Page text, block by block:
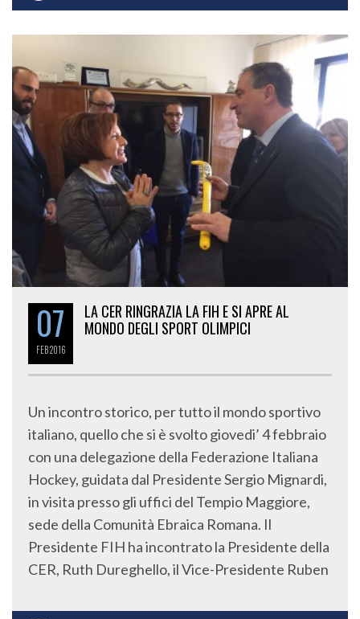
07
FEB2016
LA CER RINGRAZIA LA FIH E SI APRE AL
MONDO DEGLI SPORT OLIMPICI
Un incontro storico, per tutto il mondo sportivo
italiano, quello che si è svolto giovedi’ 4 febbraio
con una delegazione della Federazione Italiana
Hockey, guidata dal Presidente Sergio Mignardi,
in visita presso gli uffici del Tempio Maggiore,
sede della Comunità Ebraica Romana. Il
Presidente FIH ha incontrato la Presidente della
CER, Ruth Dureghello, il Vice-Presidente Ruben